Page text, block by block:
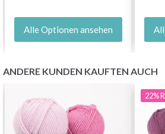
Alle Optionen ansehen
ANDERE KUNDEN KAUFTEN AUCH
22%